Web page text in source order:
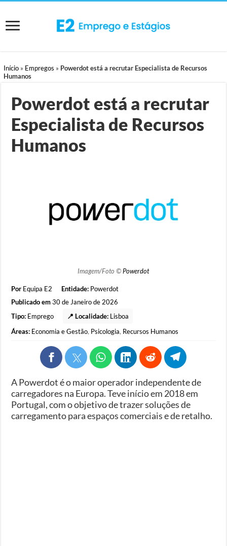
Início » Empregos » Powerdot está a recrutar Especialista de Recursos
Humanos
Powerdot está a recrutar
Especialista de Recursos
Humanos
Imagem/Foto ©Powerdot
Por Equipa E2 Entidade: Powerdot
Publicado em30 de Janeiro de 2026
Tipo: Emprego 📍 Localidade: Lisboa
Áreas: Economia e Gestão, Psicologia, Recursos Humanos
A Powerdot é o maior operador independente de
carregadores na Europa. Teve início em 2018 em
Portugal, com o objetivo de trazer soluções de
carregamento para espaços comerciais e de retalho.